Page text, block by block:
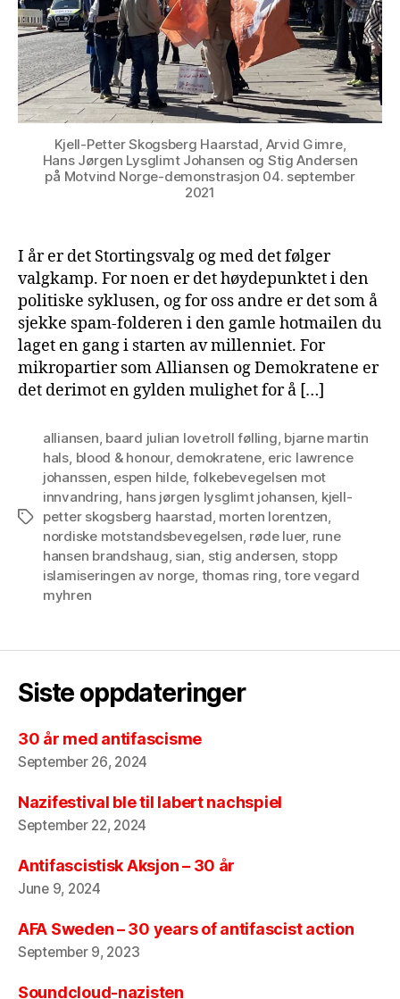
Kjell-Petter Skogsberg Haarstad, Arvid Gimre,
Hans Jørgen Lysglimt Johansen og Stig Andersen
på Motvind Norge-demonstrasjon 04. september
2021
I år er det Stortingsvalg og med det følger
valgkamp. For noen er det høydepunktet i den
politiske syklusen, og for oss andre er det som å
sjekke spam-folderen i den gamle hotmailen du
laget en gang i starten av millenniet. For
mikropartier som Alliansen og Demokratene er
det derimot en gylden mulighet for å […]
Tags
alliansen baard julian lovetroll følling bjarne martin
hals blood & honour, demokratene, eric lawrence
johanssen espen hilde, folkebevegelsen mot
innvandring hans jørgen lysglimt johansen kjell-
petter skogsberg haarstad morten lorentzen
nordiske motstandsbevegelsen røde luer, rune
hansen brandshaug sian stig andersen stopp
islamiseringen av norge thomas ring ,tore vegard
myhren
Siste oppdateringer
30 år med antifascisme
September 26, 2024
Nazifestival ble til labert nachspiel
September 22, 2024
Antifascistisk Aksjon – 30 år
June 9, 2024
AFA Sweden – 30 years of antifascist action
September 9, 2023
Soundcloud-nazisten